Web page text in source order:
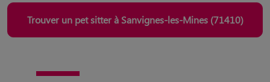
Trouver un pet sitter à Sanvignes-les-Mines (71410)